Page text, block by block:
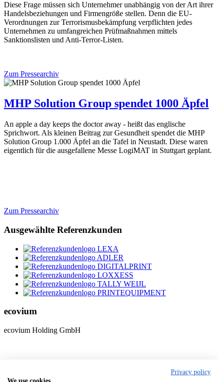
Diese Frage müssen sich Unternehmer unabhängig von der Art ihrer
Handelsbeziehungen und Firmengröße stellen. Denn die EU-
Verordnungen zur Terrorismusbekämpfung verpflichten jedes
Unternehmen zu umfangreichen Prüfmaßnahmen mittels
Sanktionslisten und Anti-Terror-Listen.
Zum Pressearchiv
MHP Solution Group spendet 1000 Äpfel
An apple a day keeps the doctor away - heißt das englische
Sprichwort. Als kleinen Beitrag zur Gesundheit spendet die MHP
Solution Group 1.000 Äpfel an die Tafel in Neustadt. Diese waren
eigentlich für die ausgefallene Messe LogiMAT in Stuttgart geplant.
Zum Pressearchiv
Ausgewählte Referenzkunden
ecovium
ecovium Holding GmbH
31535 Neustadt
Privacy policy